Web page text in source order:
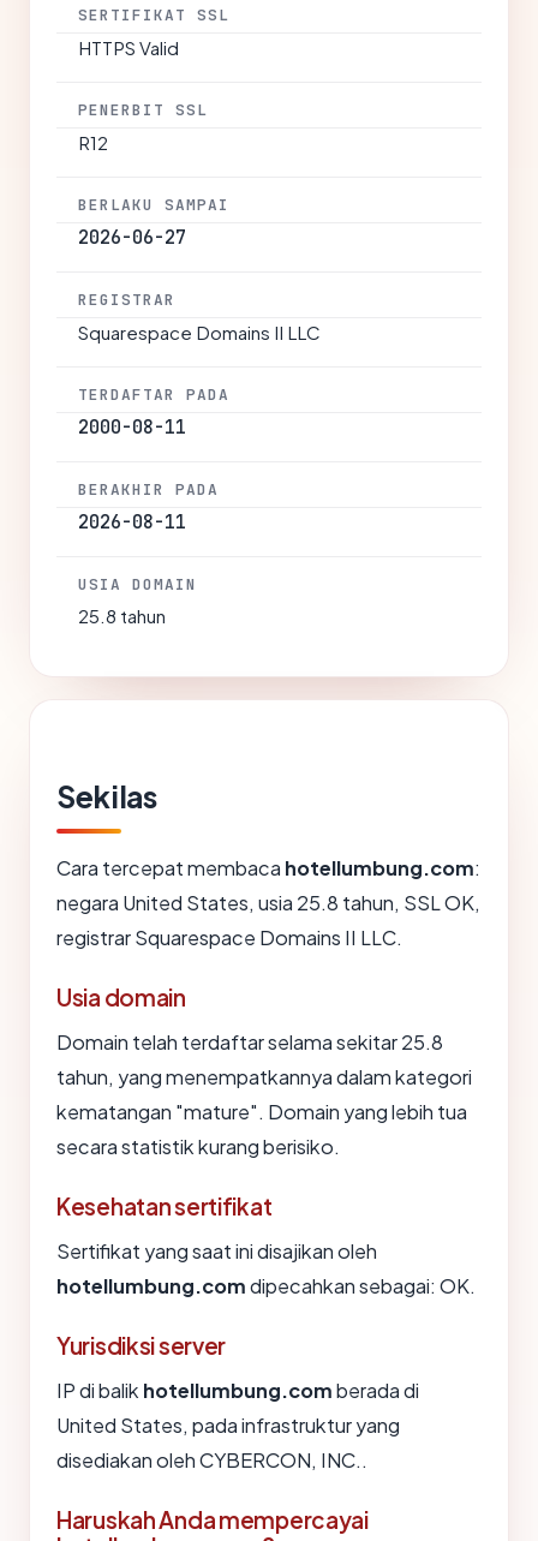
SERTIFIKAT SSL
HTTPS Valid
PENERBIT SSL
R12
BERLAKU SAMPAI
2026-06-27
REGISTRAR
Squarespace Domains II LLC
TERDAFTAR PADA
2000-08-11
BERAKHIR PADA
2026-08-11
USIA DOMAIN
25.8 tahun
Sekilas
Cara tercepat membaca hotellumbung.com:
negara United States, usia 25.8 tahun, SSL OK,
registrar Squarespace Domains II LLC.
Usia domain
Domain telah terdaftar selama sekitar 25.8
tahun, yang menempatkannya dalam kategori
kematangan "mature". Domain yang lebih tua
secara statistik kurang berisiko.
Kesehatan sertifikat
Sertifikat yang saat ini disajikan oleh
hotellumbung.comdipecahkan sebagai: OK.
Yurisdiksi server
IP di balik hotellumbung.comberada di
United States, pada infrastruktur yang
disediakan oleh CYBERCON, INC..
Haruskah Anda mempercayai